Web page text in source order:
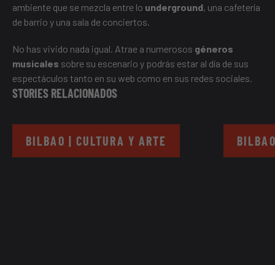
ambiente que se mezcla entre lo underground, una cafetería
de barrio y una sala de conciertos.
No has vivido nada igual. Atrae a numerosos géneros
musicales sobre su escenario y podrás estar al día de sus
espectáculos tanto en su web como en sus redes sociales.
STORIES RELACIONADOS
BILBAO | CULTURA Y ARTE